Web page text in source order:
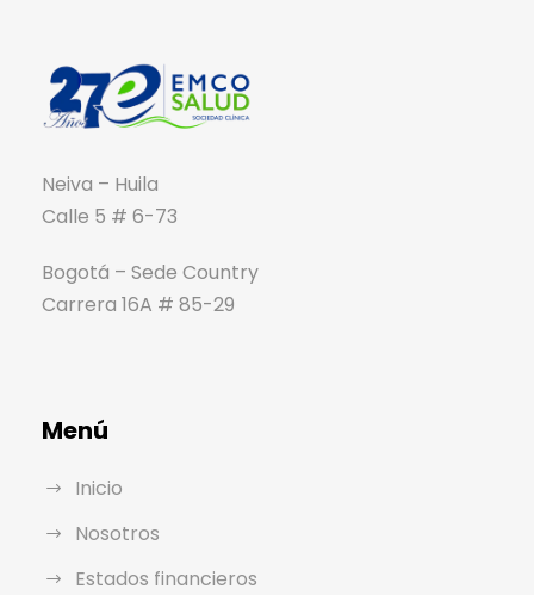
Neiva – Huila
Calle 5 # 6-73
Bogotá – Sede Country
Carrera 16A # 85-29
Menú
Inicio
Nosotros
Estados financieros